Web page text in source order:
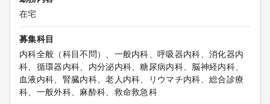
在宅
募集科目
内科全般（科目不問）、一般内科、呼吸器内科、消化器内
科、循環器内科、内分泌内科、糖尿病内科、脳神経内科、
血液内科、腎臓内科、老人内科、リウマチ内科、総合診療
科、一般外科、麻酔科、救命救急科